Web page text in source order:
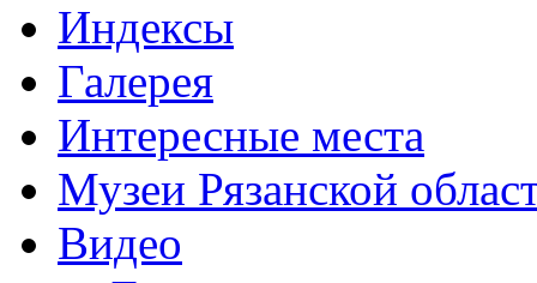
Индексы
Галерея
Интересные места
Музеи Рязанской
Видео